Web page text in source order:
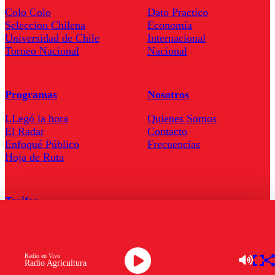
Radio Agricultura
Radio en Vivo
Colo Colo
Seleccion Chilena
Universidad de Chile
Torneo Nacional
Dato Practico
Economía
Internacional
Nacional
Programas
LLegó la hora
El Radar
Enfoqué Público
Hoja de Ruta
Nosotros
Quienes Somos
Contacto
Frecuencias
Tarifas